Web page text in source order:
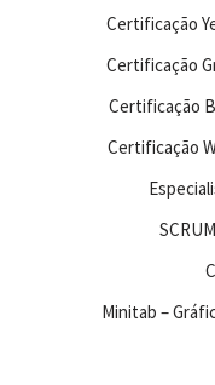
Certificação
Certificação
Certificação
Certificação
Minitab –